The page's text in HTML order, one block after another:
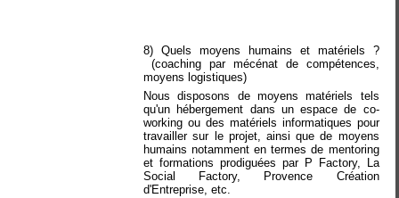
8) Quels moyens humains et matériels ?
(coaching par mécénat de compétences,
moyens logistiques)
Nous disposons de moyens matériels tels
qu'un hébergement dans un espace de co-
working ou des matériels informatiques pour
travailler sur le projet, ainsi que de moyens
humains notamment en termes de mentoring
et formations prodiguées par P Factory, La
Social Factory, Provence Création
d'Entreprise, etc.